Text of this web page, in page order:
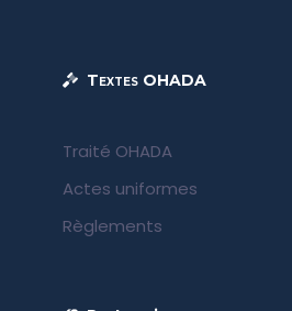
Textes OHADA
Traité OHADA
Actes uniformes
Règlements